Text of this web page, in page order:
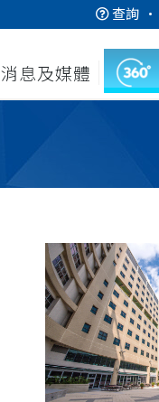
查詢 ·
消息及媒體